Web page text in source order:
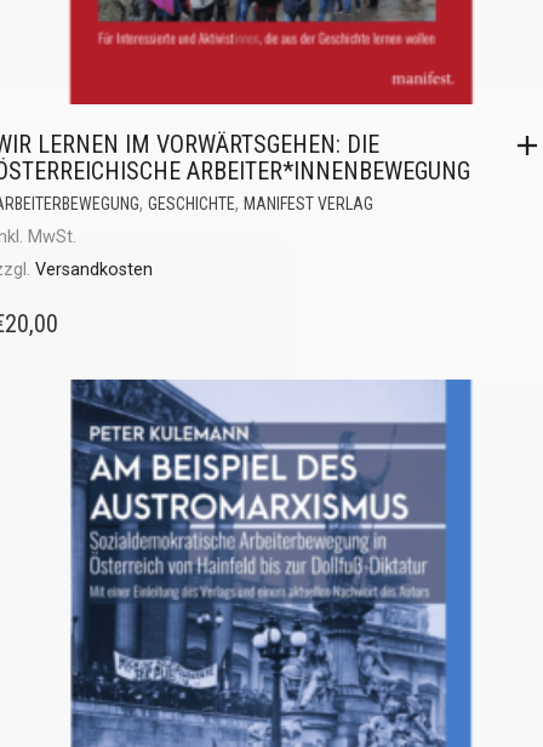
LERNEN IM VORWÄRTSGEHEN: DIE
ARBEITER*INNENBEWEGUNG
, GESCHICHTE, MANIFEST VERLAG
MwSt.
Versandkosten
20,00